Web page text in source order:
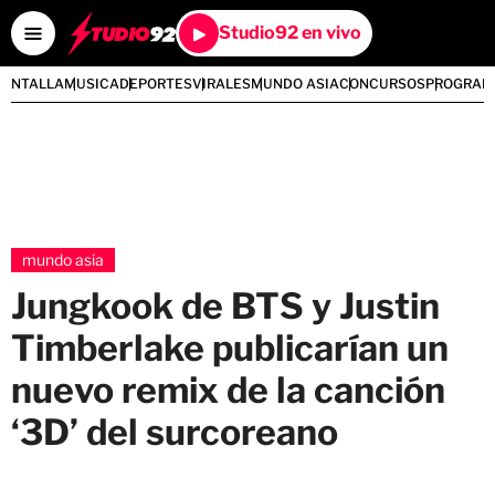
Studio92 en vivo
MUSICADEPORTESVIRALESMUNDO ASIACONCURSOS
mundo asia
Jungkook de BTS y Justin
Timberlake publicarían un
nuevo remix de la canción
‘3D’ del surcoreano